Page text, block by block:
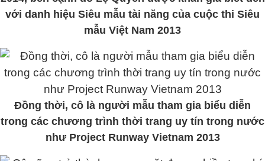
với danh hiệu Siêu mẫu tài năng của cuộc thi Siêu
mẫu Việt Nam 2013
Đồng thời, cô là người mẫu tham gia biểu diễn
trong các chương trình thời trang uy tín trong nước
như Project Runway Vietnam 2013